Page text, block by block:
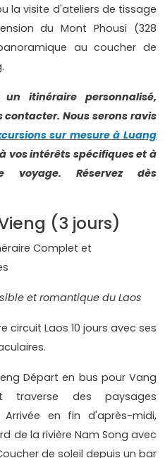
la visite d'ateliers de tissage
du Mont Phousi (328
au coucher de
itinéraire personnalisé,
contacter. Nous serons ravis
sur mesure à Luang
vos intérêts spécifiques et à
voyage. Réservez dès
(3 jours)
et romantique du Laos
circuit Laos 10 jours avec ses
Départ en bus pour Vang
traverse des paysages
Arrivée en fin d'après-midi,
de la rivière Nam Song avec
de soleil depuis un bar